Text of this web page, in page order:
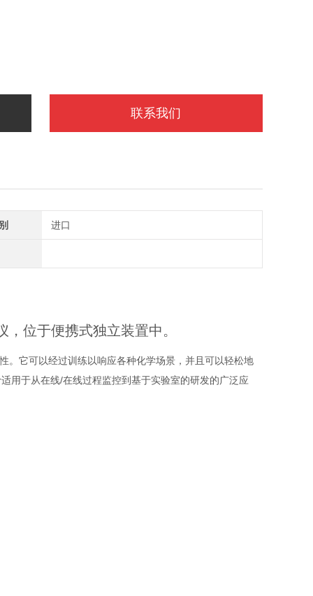
联系我们
进口
位于便携式独立装置中。
。它可以经过训练以响应各种化学场景，并且可以轻松地
用于从在线/在线过程监控到基于实验室的研发的广泛应